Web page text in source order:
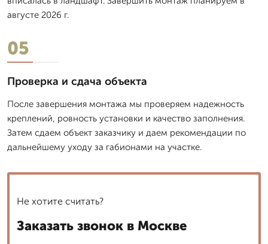
августе 2026 г.
05
Проверка и сдача объекта
После завершения монтажа мы проверяем надежность
креплений, ровность установки и качество заполнения.
Затем сдаем объект заказчику и даем рекомендации по
дальнейшему уходу за габионами на участке.
Не хотите считать?
Заказать звонок в Москве